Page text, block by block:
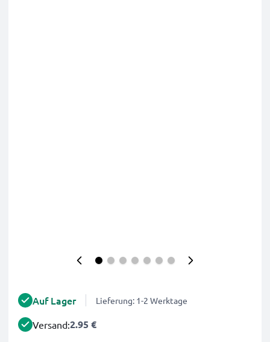
Auf Lager Lieferung: 1-2 Werktage
Versand:2.95 €